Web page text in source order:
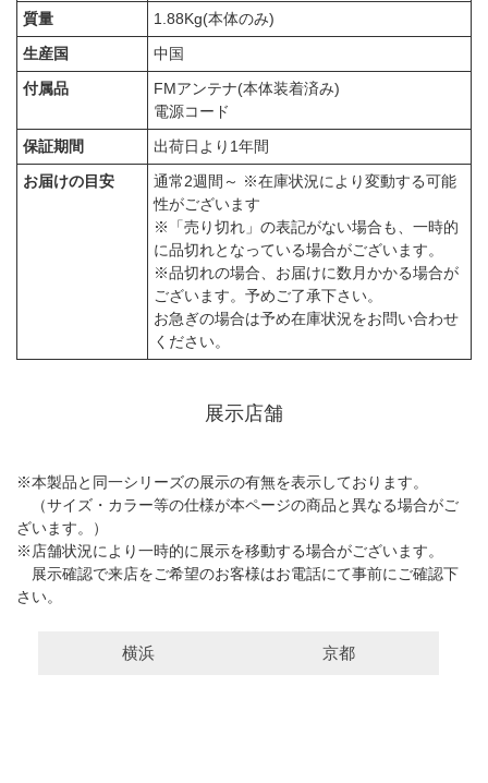
質量
1.88Kg(本体のみ)
生産国
中国
付属品
FMアンテナ(本体装着済み)
電源コード
保証期間
出荷日より1年間
お届けの目安
通常2週間～ ※在庫状況により変動する可能
性がございます
※「売り切れ」の表記がない場合も、一時的
に品切れとなっている場合がございます。
※品切れの場合、お届けに数月かかる場合が
ございます。予めご了承下さい。
お急ぎの場合は予め在庫状況をお問い合わせ
ください。
展示店舗
※本製品と同一シリーズの展示の有無を表示しております。
（サイズ・カラー等の仕様が本ページの商品と異なる場合がご
ざいます。）
※店舗状況により一時的に展示を移動する場合がございます。
展示確認で来店をご希望のお客様はお電話にて事前にご確認下
さい。
横浜 京都